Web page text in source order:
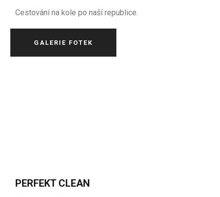
Cestování na kole po naší republice.
GALERIE FOTEK
PERFEKT CLEAN